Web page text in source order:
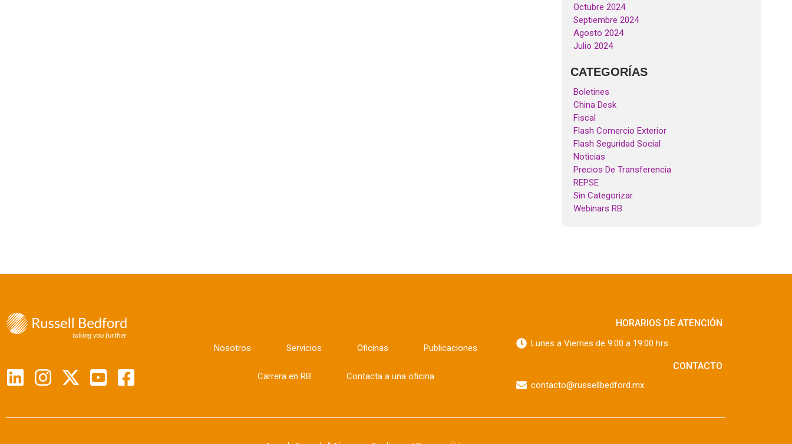
Octubre 2024
Septiembre 2024
Agosto 2024
Julio 2024
CATEGORÍAS
Boletines
China Desk
Fiscal
Flash Comercio Exterior
Flash Seguridad Social
Noticias
Precios De Transferencia
REPSE
Sin Categorizar
Webinars RB
Nosotros Servicios Oficinas Publicaciones
Carrera en RB Contacta a una oficina
HORARIOS DE ATENCIÓN
Lunes a Viernes de 9:00 a 19:00 hrs.
CONTACTO
contacto@russellbedford.mx